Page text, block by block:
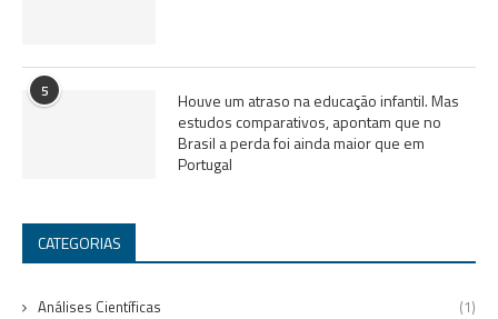
5
Houve um atraso na educação infantil. Mas
estudos comparativos, apontam que no
Brasil a perda foi ainda maior que em
Portugal
CATEGORIAS
Análises Científicas (1)